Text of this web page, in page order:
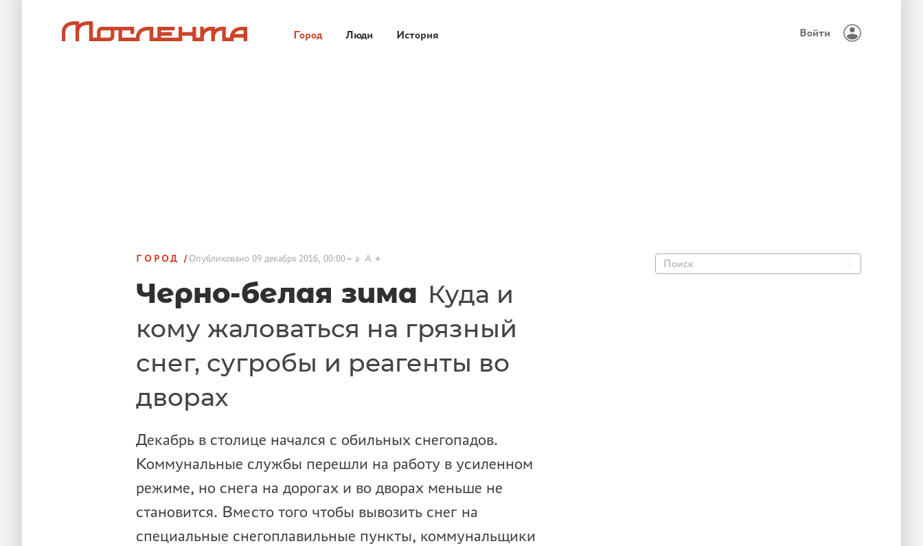
Город Люди История Войти
ГОРОД Опубликовано 09 декабря 2016, 00:00 a A
Черно-белая зима Куда и
кому жаловаться на грязный
снег, сугробы и реагенты во
дворах
Декабрь в столице начался с обильных снегопадов.
Коммунальные службы перешли на работу в усиленном
режиме, но снега на дорогах и во дворах меньше не
становится. Вместо того чтобы вывозить снег на
специальные снегоплавильные пункты, коммунальщики